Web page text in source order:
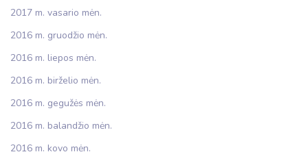
2017 m. vasario mėn.
2016 m. gruodžio mėn.
2016 m. liepos mėn.
2016 m. birželio mėn.
2016 m. gegužės mėn.
2016 m. balandžio mėn.
2016 m. kovo mėn.